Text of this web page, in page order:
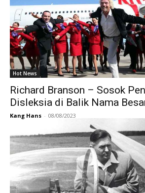
Hot News
Richard Branson – Sosok
Disleksia di Balik Nama
Kang Hans - 08/08/2023